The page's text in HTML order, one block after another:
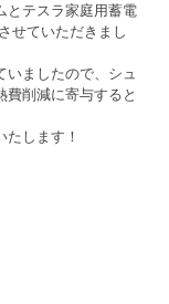
とテスラ家庭用蓄電
せていただきまし
ましたので、シュ
費削減に寄与すると
いたします！